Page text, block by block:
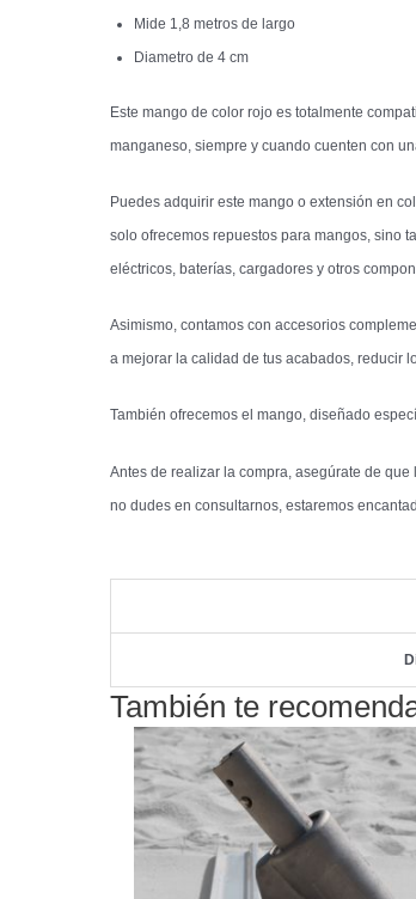
Mide 1,8 metros de largo
Diametro de 4 cm
Este mango de color rojo es totalmente
manganeso, siempre y cuando cuenten con
Puedes adquirir este mango o extensión en
solo ofrecemos repuestos para mangos, sino
eléctricos, baterías, cargadores y otros
Asimismo, contamos con accesorios
a mejorar la calidad de tus acabados, reducir
También ofrecemos el mango, diseñado
Antes de realizar la compra, asegúrate de
no dudes en consultarnos, estaremos
También te